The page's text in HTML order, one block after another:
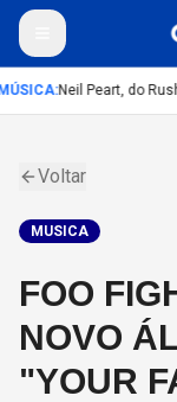
:Neil Peart, do
Voltar
MUSICA
FOO
NOVO
"YOUR